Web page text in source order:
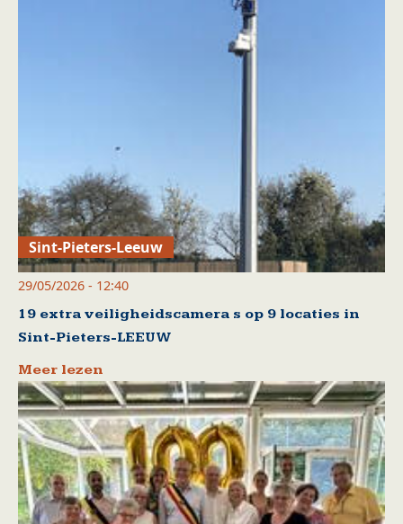
Sint-Pieters-Leeuw
29/05/2026 - 12:40
19 extra veiligheidscamera s op 9 locaties in
Sint-Pieters-LEEUW
Meer lezen